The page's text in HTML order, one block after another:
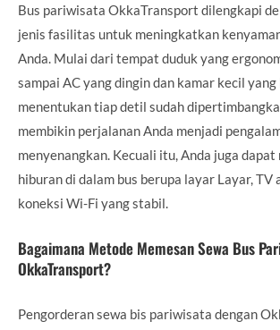
Bus pariwisata OkkaTransport dilengkapi
jenis fasilitas untuk meningkatkan
Anda. Mulai dari tempat duduk yang
sampai AC yang dingin dan kamar kecil yang
menentukan tiap detil sudah
membikin perjalanan Anda menjadi
menyenangkan. Kecuali itu, Anda juga dapat
hiburan di dalam bus berupa layar Layar, TV
koneksi Wi-Fi yang stabil.
Bagaimana Metode Memesan Sewa Bus
OkkaTransport?
Pengorderan sewa bis pariwisata dengan